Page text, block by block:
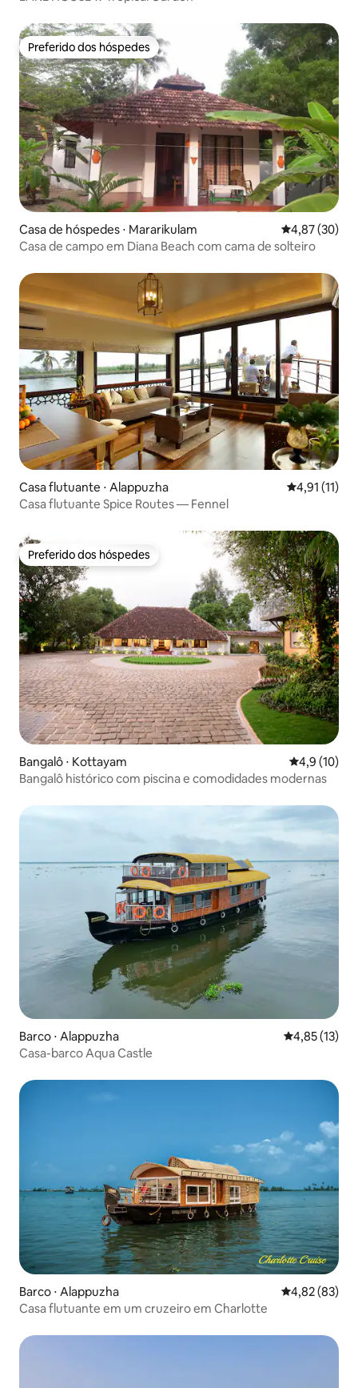
Preferido dos hóspedes
Preferido dos hóspedes
Casa de hóspedes ⋅ Mararikulam 4,87 de uma
4,87 (30)
Casa de campo em Diana Beach com cama de solteiro
Casa flutuante ⋅ Alappuzha 4,91 de uma
4,91 (11)
Casa flutuante Spice Routes — Fennel
Preferido dos hóspedes
Preferido dos hóspedes
Bangalô ⋅ Kottayam 4,9 de uma
4,9 (10)
Bangalô histórico com piscina e comodidades modernas
Barco ⋅ Alappuzha 4,85 de uma
4,85 (13)
Casa-barco Aqua Castle
Barco ⋅ Alappuzha 4,82 de uma
4,82 (83)
Casa flutuante em um cruzeiro em Charlotte